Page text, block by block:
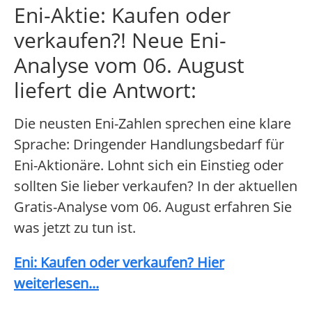
Eni-Aktie: Kaufen oder
verkaufen?! Neue Eni-
Analyse vom 06. August
liefert die Antwort:
Die neusten Eni-Zahlen sprechen eine klare
Sprache: Dringender Handlungsbedarf für
Eni-Aktionäre. Lohnt sich ein Einstieg oder
sollten Sie lieber verkaufen? In der aktuellen
Gratis-Analyse vom 06. August erfahren Sie
was jetzt zu tun ist.
Eni: Kaufen oder verkaufen? Hier
weiterlesen...